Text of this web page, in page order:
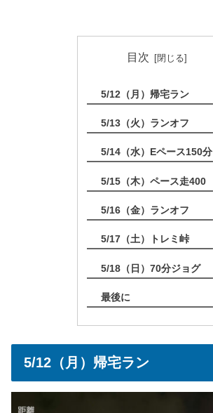
目次
5/12（月）帰宅ラン
5/13（火）ランオフ
5/14（水）Eペース150分
5/15（木）ペース走400
5/16（金）ランオフ
5/17（土）トレミ峠
5/18（日）70分ジョグ
最後に
5/12（月）帰宅ラン